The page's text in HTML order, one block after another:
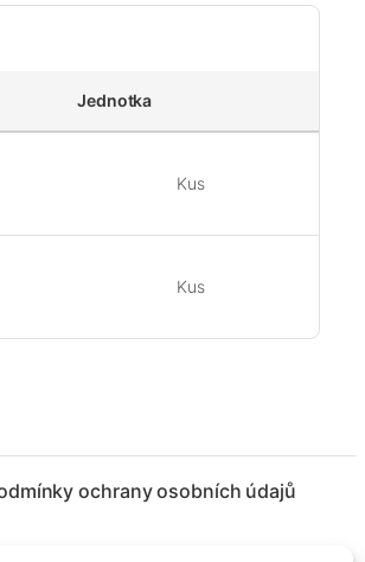
Jednotka
Kus
Kus
ochrany osobních údajů